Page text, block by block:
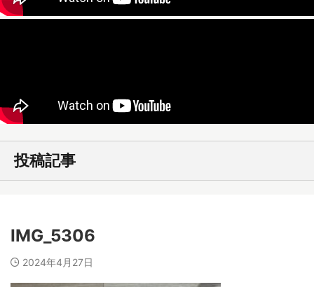
投稿記事
IMG_5306
2024年4月27日